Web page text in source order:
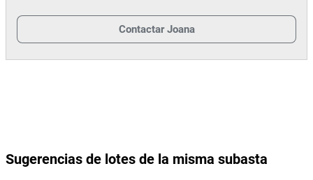
Contactar Joana
Sugerencias de lotes de la misma subasta